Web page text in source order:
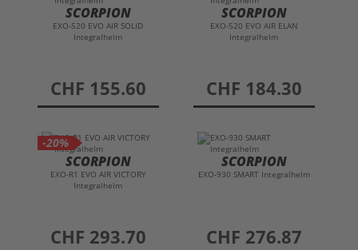
SCORPION
EXO-520 EVO AIR SOLID
Integralhelm
preis
CHF 155.60
SCORPION
EXO-520 EVO AIR ELAN
Integralhelm
preis
CHF 184.30
-20%
SCORPION
EXO-R1 EVO AIR VICTORY
Integralhelm
preis
CHF 293.70
SCORPION
EXO-930 SMART Integralhelm
preis
CHF 276.87